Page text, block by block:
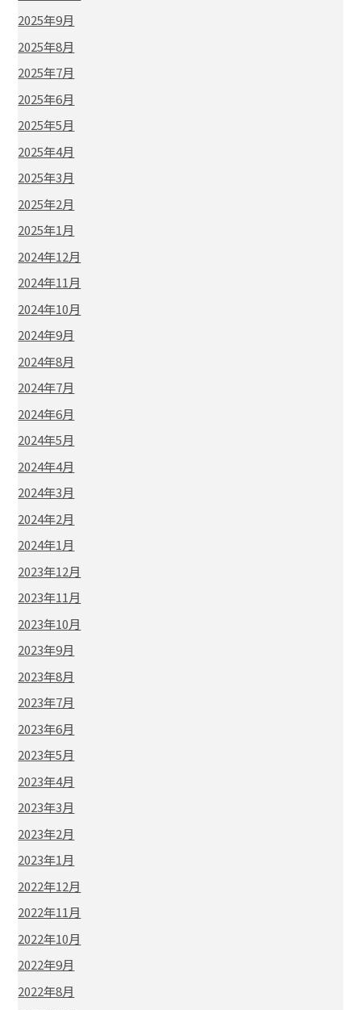
2025年9月
2025年8月
2025年7月
2025年6月
2025年5月
2025年4月
2025年3月
2025年2月
2025年1月
2024年12月
2024年11月
2024年10月
2024年9月
2024年8月
2024年7月
2024年6月
2024年5月
2024年4月
2024年3月
2024年2月
2024年1月
2023年12月
2023年11月
2023年10月
2023年9月
2023年8月
2023年7月
2023年6月
2023年5月
2023年4月
2023年3月
2023年2月
2023年1月
2022年12月
2022年11月
2022年10月
2022年9月
2022年8月